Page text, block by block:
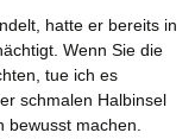
hatte er bereits in
Wenn Sie die
tue ich es
schmalen Halbinsel
machen.